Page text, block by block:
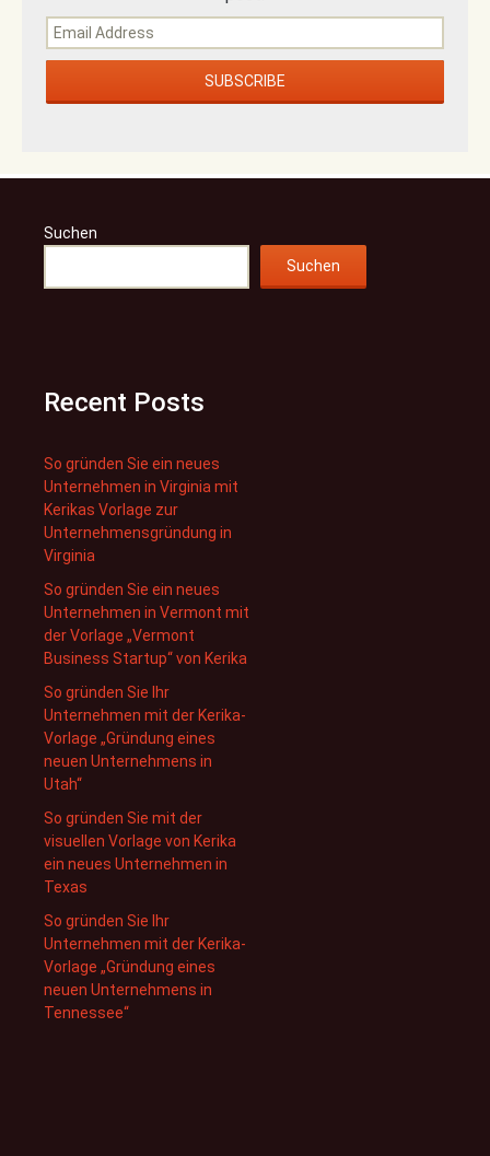
Suchen
Suchen
Recent Posts
So gründen Sie ein neues
Unternehmen in Virginia mit
Kerikas Vorlage zur
Unternehmensgründung in
Virginia
So gründen Sie ein neues
Unternehmen in Vermont mit
der Vorlage „Vermont
Business Startup“ von Kerika
So gründen Sie Ihr
Unternehmen mit der Kerika-
Vorlage „Gründung eines
neuen Unternehmens in
Utah“
So gründen Sie mit der
visuellen Vorlage von Kerika
ein neues Unternehmen in
Texas
So gründen Sie Ihr
Unternehmen mit der Kerika-
Vorlage „Gründung eines
neuen Unternehmens in
Tennessee“